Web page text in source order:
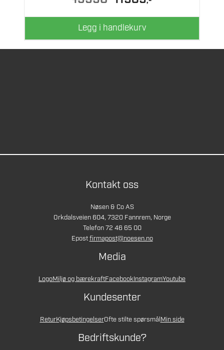
pris
var:
15990.
pris
er:
Legg i handlekurv
Kontakt oss
Nøsen & Co AS
Orkdalsveien 604, 7320 Fannrem, Norge
Telefon 72 46 65 00
Epostfirmapost@noesen.no
Media
LogoMiljø og bærekraftFacebookInstagramYoutube
Kundesenter
ReturKjøpsbetingelserOfte stilte spørsmålMin side
Bedriftskunde?